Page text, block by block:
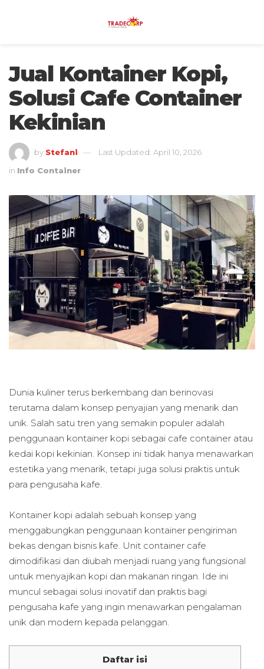
Jual Kontainer Kopi,
Solusi Cafe Container
Kekinian
by Stefani
Last Updated: April 10, 2026
in Info Container
Dunia kuliner terus berkembang dan berinovasi
terutama dalam konsep penyajian yang menarik dan
unik. Salah satu tren yang semakin populer adalah
penggunaan kontainer kopi sebagai cafe container atau
kedai kopi kekinian. Konsep ini tidak hanya menawarkan
estetika yang menarik, tetapi juga solusi praktis untuk
para pengusaha kafe.
Kontainer kopi adalah sebuah konsep yang
menggabungkan penggunaan kontainer pengiriman
bekas dengan bisnis kafe. Unit container cafe
dimodifikasi dan diubah menjadi ruang yang fungsional
untuk menyajikan kopi dan makanan ringan. Ide ini
muncul sebagai solusi inovatif dan praktis bagi
pengusaha kafe yang ingin menawarkan pengalaman
unik dan modern kepada pelanggan.
Daftar isi